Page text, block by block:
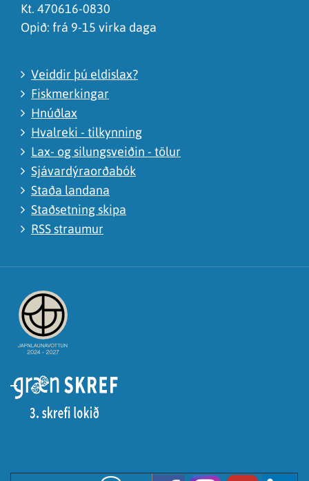
Kt. 470616-0830
Opið: frá 9-15 virka daga
Veiddir þú eldislax?
Fiskmerkingar
Hnúðlax
Hvalreki - tilkynning
Lax- og silungsveiðin - tölur
Sjávardýraorðabók
Staða landana
Staðsetning skipa
RSS straumur